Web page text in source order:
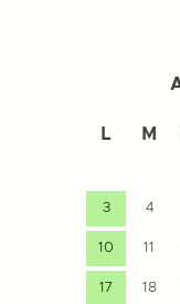
L M
3 4
10 11
17 18